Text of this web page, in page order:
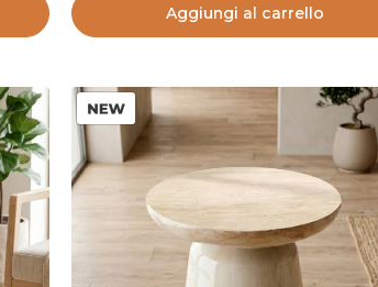
Aggiungi al carrello